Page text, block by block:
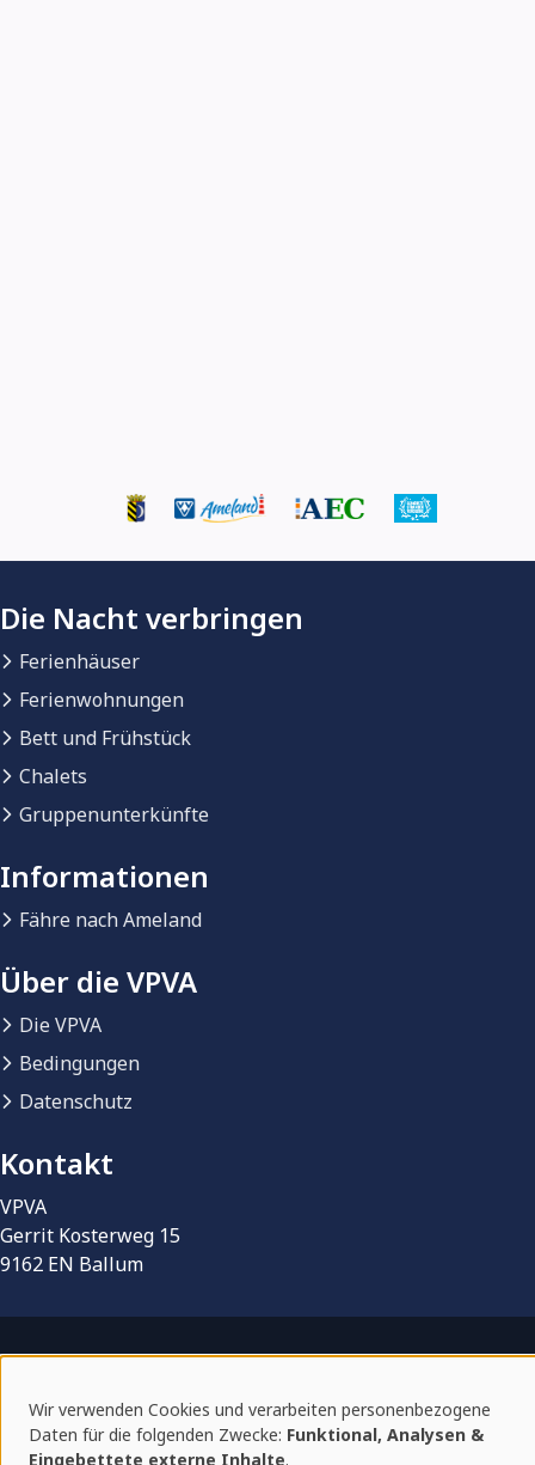
Die Nacht verbringen
Ferienhäuser
Ferienwohnungen
Bett und Frühstück
Chalets
Gruppenunterkünfte
Informationen
Fähre nach Ameland
Über die VPVA
Die VPVA
Bedingungen
Datenschutz
Kontakt
VPVA
Gerrit Kosterweg 15
9162 EN Ballum
Vakantieverblijven Ameland
Vermietungsplattform vonBonBooking
Verwendung
Wir verwenden Cookies und verarbeiten personenbezogene
Daten für die folgenden Zwecke: Funktional, Analysen &
Eingebettete externe Inhalte.